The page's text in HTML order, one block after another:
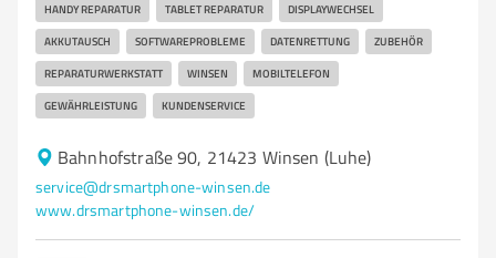
HANDY REPARATUR TABLET REPARATUR DISPLAYWECHSEL
AKKUTAUSCH SOFTWAREPROBLEME DATENRETTUNG ZUBEHÖR
REPARATURWERKSTATT WINSEN MOBILTELEFON
GEWÄHRLEISTUNG KUNDENSERVICE
Bahnhofstraße 90, 21423 Winsen (Luhe)
service@drsmartphone-winsen.de
www.drsmartphone-winsen.de/